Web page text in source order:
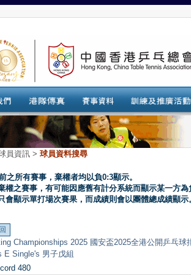
員資訊 > 球員資料搜尋
之所有賽事，棄權者均以負0:3顯示。
權之賽事，有可能因應舊有計分系統而顯示某一方
會顯示單打場次賽果，而成績則會以團體總成績顯示
Championships 2025 國安盃2025全港公開乒乓球
E Single's 男子戊組
480